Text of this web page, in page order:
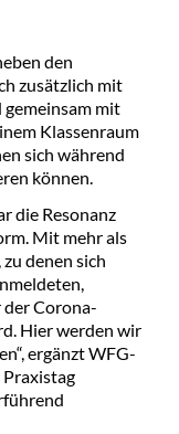
den
zusätzlich mit
mit
Klassenraum
sich während
können.
die Resonanz
Mit mehr als
denen sich
Corona-
Hier werden wir
ergänzt WFG-